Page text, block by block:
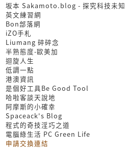
坂本 Sakamoto.blog - 探究科技未
英文練習網
Bon部落網
iZO手札
Liumang 碎碎念
半熟態度-歐美加
迴旋人生
低調一點
港澳資訊
是個好工具Be Good Tool
哈啦客談天說地
阿摩斯的小確幸
Spaceack's Blog
程式的奇技淫巧之道
電腦綠生活 PC Green Life
申請交換連結